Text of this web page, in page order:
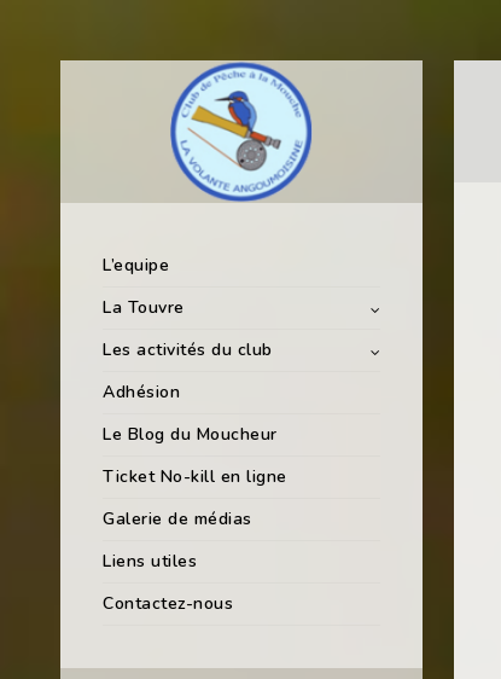
L’equipe
La Touvre
Les activités du club
Adhésion
Le Blog du Moucheur
Ticket No-kill en ligne
Galerie de médias
Liens utiles
Contactez-nous